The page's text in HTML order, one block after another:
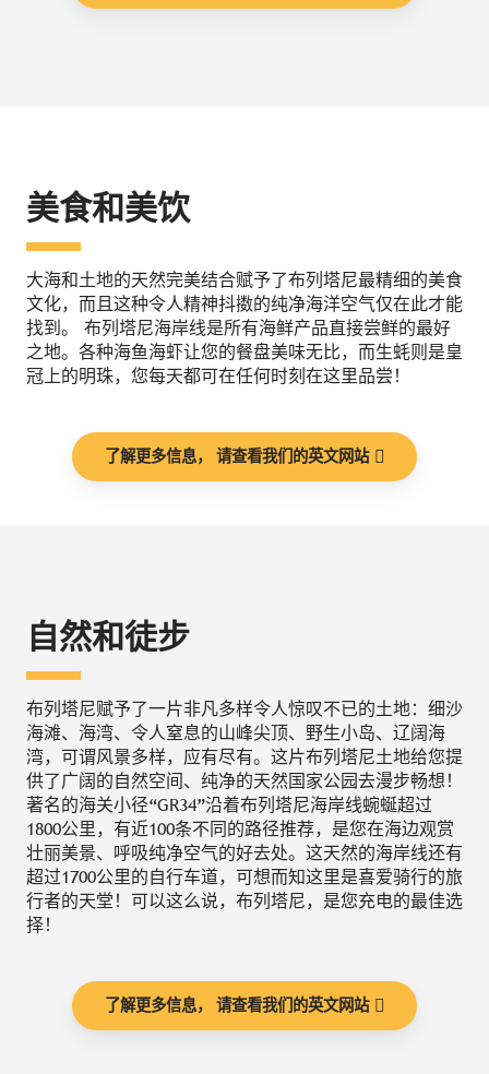
美食和美饮
大海和土地的天然完美结合赋予了布列塔尼最精细的美食
文化，而且这种令人精神抖擞的纯净海洋空气仅在此才能
找到。 布列塔尼海岸线是所有海鲜产品直接尝鲜的最好
之地。各种海鱼海虾让您的餐盘美味无比，而生蚝则是皇
冠上的明珠，您每天都可在任何时刻在这里品尝！
了解更多信息， 请查看我们的英文网站
自然和徒步
布列塔尼赋予了一片非凡多样令人惊叹不已的土地：细沙
海滩、海湾、令人窒息的山峰尖顶、野生小岛、辽阔海
湾，可谓风景多样，应有尽有。这片布列塔尼土地给您提
供了广阔的自然空间、纯净的天然国家公园去漫步畅想！
著名的海关小径“GR34”沿着布列塔尼海岸线蜿蜒超过
1800公里，有近100条不同的路径推荐，是您在海边观赏
壮丽美景、呼吸纯净空气的好去处。这天然的海岸线还有
超过1700公里的自行车道，可想而知这里是喜爱骑行的旅
行者的天堂！可以这么说，布列塔尼，是您充电的最佳选
择！
了解更多信息， 请查看我们的英文网站